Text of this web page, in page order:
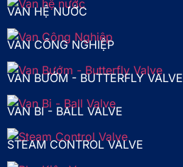
VAN HỆ NƯỚC
VAN CÔNG NGHIỆP
VAN BƯỚM - BUTTERFLY VALVE
VAN BI - BALL VALVE
STEAM CONTROL VALVE